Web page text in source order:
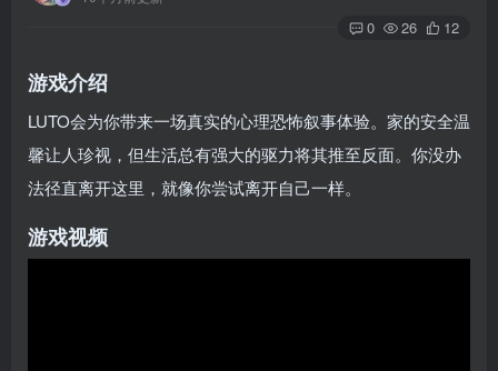
软件 Linux软件 Android软件
0 26 12
游戏介绍
LUTO会为你带来一场真实的心理恐怖叙事体验。家的安全温
馨让人珍视，但生活总有强大的驱力将其推至反面。你没办
法径直离开这里，就像你尝试离开自己一样。
游戏视频